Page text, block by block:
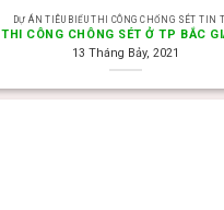
DỰ ÁN TIÊU BIỂU THI CÔNG CHỐNG SÉT TIN
THI CÔNG CHÔNG SÉT Ở TP BẮC
13 Tháng Bảy, 2021